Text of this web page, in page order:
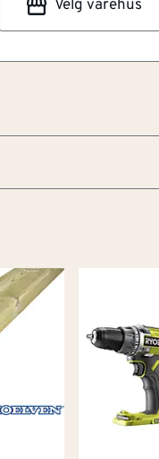
Velg varehus
og notskjær. Triple
og med fargekodet